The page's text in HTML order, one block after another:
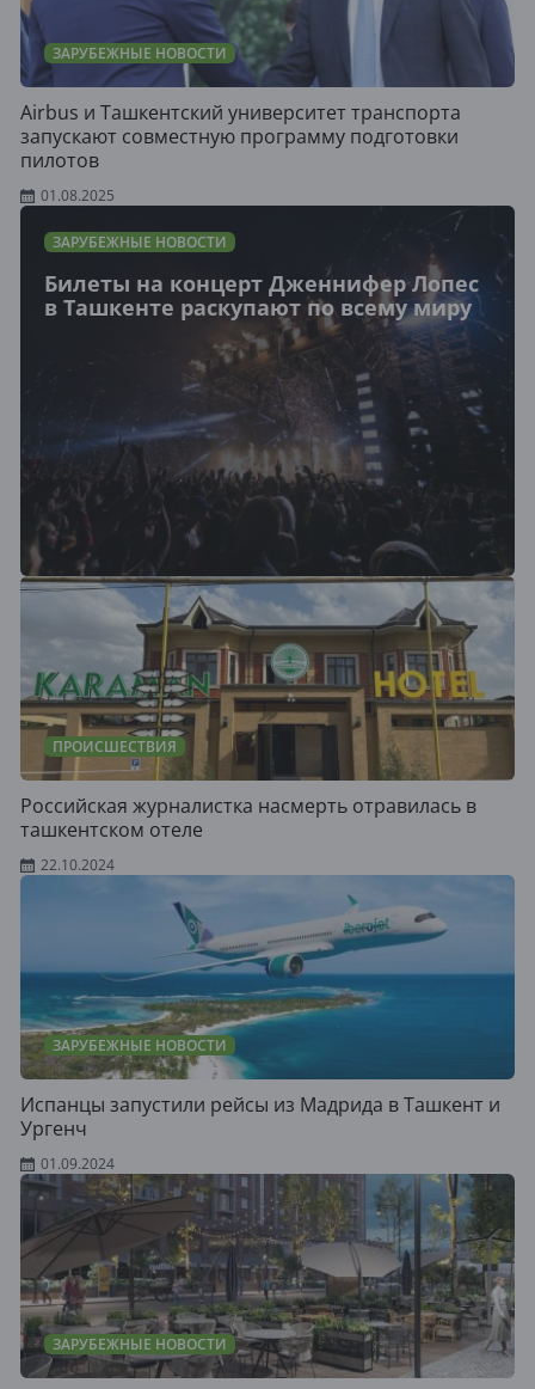
ЗАРУБЕЖНЫЕ НОВОСТИ
Airbus и Ташкентский университет транспорта
запускают совместную программу подготовки
пилотов
01.08.2025
ЗАРУБЕЖНЫЕ НОВОСТИ
Билеты на концерт Дженнифер Лопес
в Ташкенте раскупают по всему миру
ПРОИСШЕСТВИЯ
Российская журналистка насмерть отравилась в
ташкентском отеле
22.10.2024
ЗАРУБЕЖНЫЕ НОВОСТИ
Испанцы запустили рейсы из Мадрида в Ташкент и
Ургенч
01.09.2024
ЗАРУБЕЖНЫЕ НОВОСТИ